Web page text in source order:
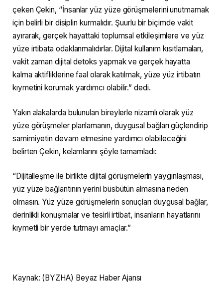
çeken Çekin, “İnsanlar yüz yüze görüşmelerini unutmamak
için belirli bir disiplin kurmalıdır. Şuurlu bir biçimde vakit
ayırarak, gerçek hayattaki toplumsal etkileşimlere ve yüz
yüze irtibata odaklanmalıdırlar. Dijital kullanım kısıtlamaları,
vakit zaman dijital detoks yapmak ve gerçek hayatta
kalma aktifliklerine faal olarak katılmak, yüze yüz irtibatın
kıymetini korumak yardımcı olabilir.” dedi.
Yakın alakalarda bulunulan bireylerle nizamlı olarak yüz
yüze görüşmeler planlamanın, duygusal bağları güçlendirip
samimiyetin devam etmesine yardımcı olabileceğini
belirten Çekin, kelamlarını şöyle tamamladı:
“Dijitalleşme ile birlikte dijital görüşmelerin yaygınlaşması,
yüz yüze bağlantının yerini büsbütün almasına neden
olmasın. Yüz yüze görüşmelerin sonuçları duygusal bağlar,
derinlikli konuşmalar ve tesirli irtibat, insanların hayatlarını
kıymetli bir yerde tutmayı amaçlar.”
Kaynak: (BYZHA) Beyaz Haber Ajansı